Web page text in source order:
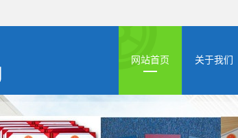
网站首页 关于我们
资质档案